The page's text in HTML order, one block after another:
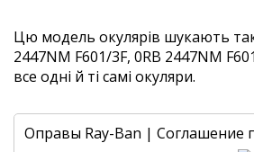
Цю модель окулярів шукають
2447NM F601/3F, 0RB 2447NM
все одні й ті самі окуляри.
Оправы Ray-Ban | Соглашение